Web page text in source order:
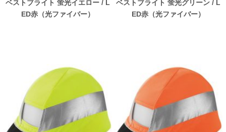
ベストブライト 蛍光イエロー / L
ED赤（光ファイバー）
ベストブライト 蛍光グリーン / L
ED赤（光ファイバー）